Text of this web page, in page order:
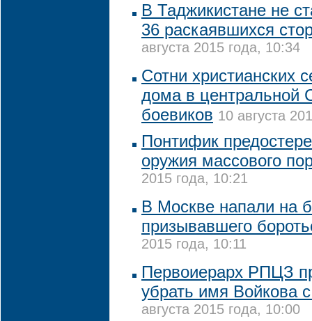
В Таджикистане не
36 раскаявшихся
августа 2015 года, 10:34
Сотни христианских
дома в центральной
боевиков 10 августа
Понтифик
оружия массового
2015 года, 10:21
В Москве напали на
призывавшего
2015 года, 10:11
Первоиерарх РПЦЗ
убрать имя Войкова
августа 2015 года, 10:00